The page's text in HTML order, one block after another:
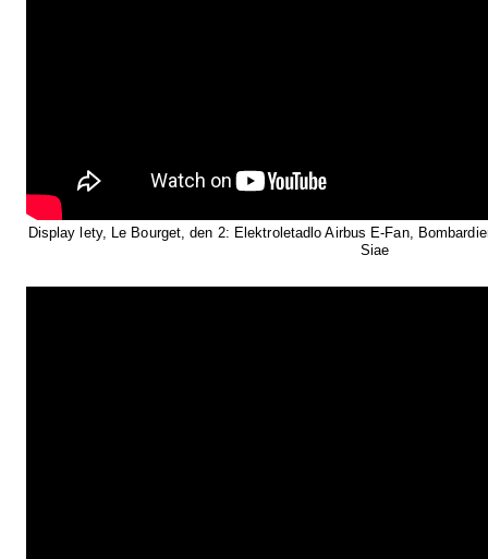
Display lety, Le Bourget, den 2: Elektroletadlo Airbus E-Fan,
Siae